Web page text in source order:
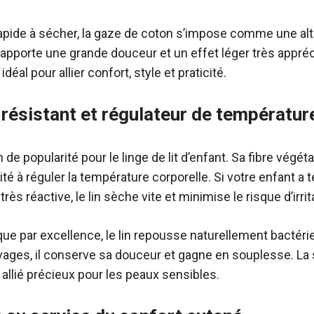
à sécher, la gaze de coton s’impose comme une
une grande douceur et un effet léger très
idéal pour allier confort, style et praticité.
et régulateur de
de popularité pour le linge de lit d’enfant. Sa fibre
à réguler la température corporelle. Si votre enfant a
réactive, le lin sèche vite et minimise le risque
par excellence, le lin repousse naturellement
il conserve sa douceur et gagne en souplesse.
précieux pour les peaux sensibles.